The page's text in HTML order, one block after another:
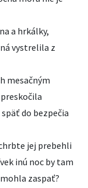
a hrkálky,
vystrelila z
mesačným
do bezpečia
jej prebehli
inú noc by tam
zaspať?